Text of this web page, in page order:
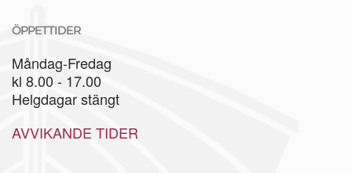
ÖPPETTIDER
Måndag-Fredag
kl 8.00 - 17.00
Helgdagar stängt
AVVIKANDE TIDER